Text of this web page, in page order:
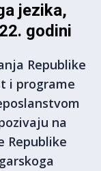
jezika,
godini
Republike
i programe
na
Republike